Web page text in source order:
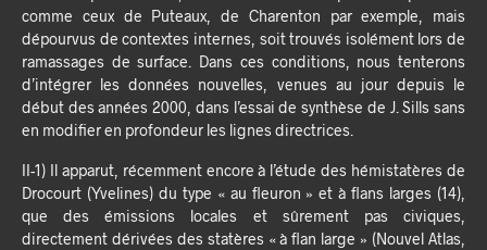
comme ceux de Puteaux, de Charenton par exemple, mais
dépourvus de contextes internes, soit trouvés isolément lors de
ramassages de surface. Dans ces conditions, nous tenterons
d’intégrer les données nouvelles, venues au jour depuis le
début des années 2000, dans l’essai de synthèse de J. Sills sans
en modifier en profondeur les lignes directrices.
II-1) Il apparut, récemment encore à l’étude des hémistatères de
Drocourt (Yvelines) du type « au fleuron » et à flans larges (14),
que des émissions locales et sûrement pas civiques,
directement dérivées des statères « à flan large » (Nouvel Atlas,